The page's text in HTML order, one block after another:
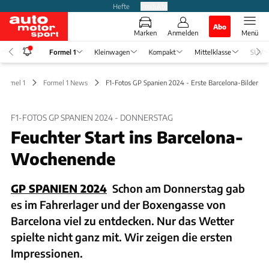
Hefte
Marken Anmelden
Abo
Menü
Formel 1 Kleinwagen Kompakt Mittelklasse SUV
Formel 1 Formel 1 News F1-Fotos GP Spanien 2024 - Erste Barcelona-Bilder
F1-FOTOS GP SPANIEN 2024 - DONNERSTAG
Feuchter Start ins Barcelona-
Wochenende
GP SPANIEN 2024 Schon am Donnerstag gab
es im Fahrerlager und der Boxengasse von
Barcelona viel zu entdecken. Nur das Wetter
spielte nicht ganz mit. Wir zeigen die ersten
Impressionen.